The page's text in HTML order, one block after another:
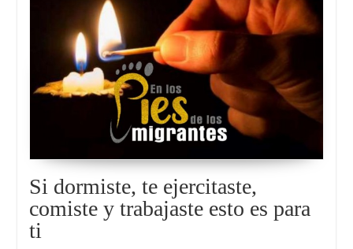
Si dormiste, te ejercitaste,
comiste y trabajaste esto es para
ti